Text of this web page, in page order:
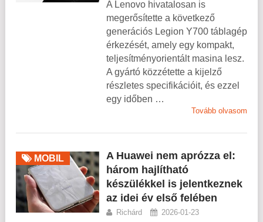
A Lenovo hivatalosan is
megerősítette a következő
generációs Legion Y700 táblagép
érkezését, amely egy kompakt,
teljesítményorientált masina lesz.
A gyártó közzétette a kijelző
részletes specifikációit, és ezzel
egy időben …
Tovább olvasom
MOBIL
A Huawei nem aprózza el:
három hajlítható
készülékkel is jelentkeznek
az idei év első felében
Richárd 2026-01-23